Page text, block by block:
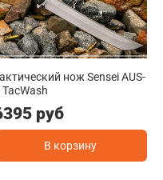
нож Sensei AUS-
TacWash
руб
В корзину